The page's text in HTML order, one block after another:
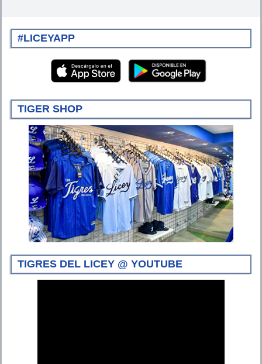
#LICEYAPP
TIGER SHOP
TIGRES DEL LICEY @ YOUTUBE